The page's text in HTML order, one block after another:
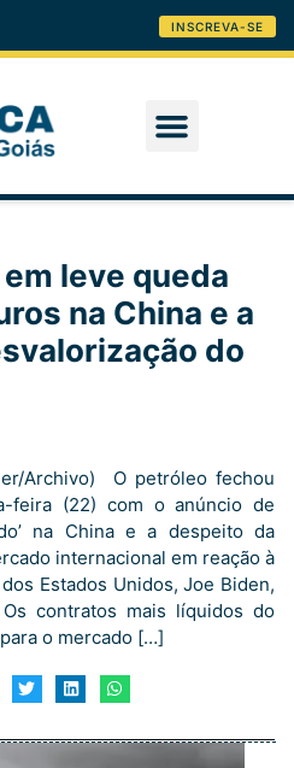
INSCREVA-SE
leve queda
na China e a
do
Archivo) O petróleo fechou
feira (22) com o anúncio de
na China e a despeito da
internacional em reação à
Estados Unidos, Joe Biden,
contratos mais líquidos do
o mercado […]